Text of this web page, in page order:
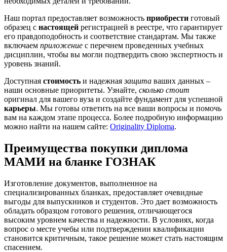
Наш портал предоставляет возможность приобрести готовый
образец с настоящей регистрацией в реестре, что гарантирует
его правдоподобность и соответствие стандартам. Мы также
включаем приложение с перечнем проведенных учебных
дисциплин, чтобы вы могли подтвердить свою экспертность и
уровень знаний.
Доступная стоимость и надежнаязащита ваших данных –
наши основные приоритеты. Узнайте, сколько стоит
оригинал для вашего вуза и создайте фундамент для успешной
карьеры. Мы готовы ответить на все ваши вопросы и помочь
вам на каждом этапе процесса. Более подробную информацию
можно найти на нашем сайте: Originality Diploma.
Преимущества покупки диплома
МАМИ на бланке ГОЗНАК
Изготовление документов, выполненное на
специализированных бланках, предоставляет очевидные
выгоды для выпускников и студентов. Это дает возможность
обладать образцом готового решения, отличающегося
высоким уровнем качества и надежности. В условиях, когда
вопрос о месте учебы или подтверждении квалификации
становится критичным, такое решение может стать настоящим
спасением.